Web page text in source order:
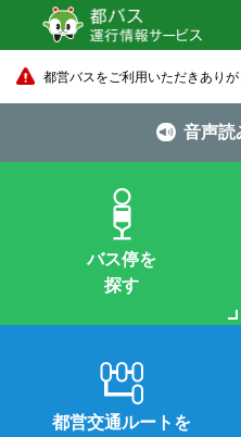
都営バスをご利用いただきありが
音声読
バス停を
探す
都営交通ルートを